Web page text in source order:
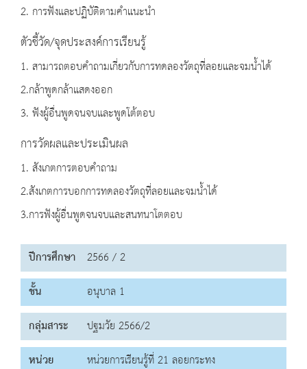
2. การฟังและปฏิบัติตามคำแนะนำ
ตัวชี้วัด/จุดประสงค์การเรียนรู้
1. สามารถตอบคำถามเกี่ยวกับการทดลองวัตถุที่ลอยและจมน้ำได้
2.กล้าพูดกล้าแสดงออก
3. ฟังผู้อื่นพูดจนจบและพูดโต้ตอบ
การวัดผลและประเมินผล
1. สังเกตการตอบคำถาม
2.สังเกตการบอกการทดลองวัตถุที่ลอยและจมน้ำได้
3.การฟังผู้อื่นพูดจนจบและสนทนาโตตอบ
ปีการศึกษา 2566 / 2
ชั้น
อนุบาล 1
กลุ่มสาระ
ปฐมวัย 2566/2
หน่วย
หน่วยการเรียนรู้ที่ 21 ลอยกระทง